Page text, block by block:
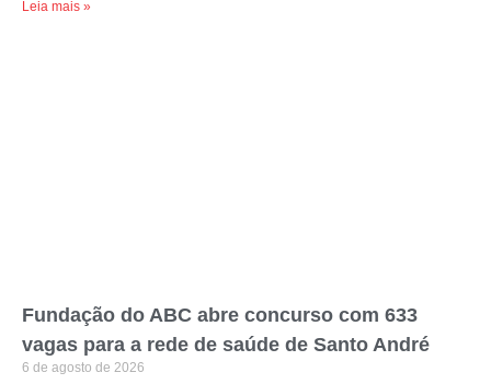
Leia mais »
Fundação do ABC abre concurso com 633
vagas para a rede de saúde de Santo André
6 de agosto de 2026